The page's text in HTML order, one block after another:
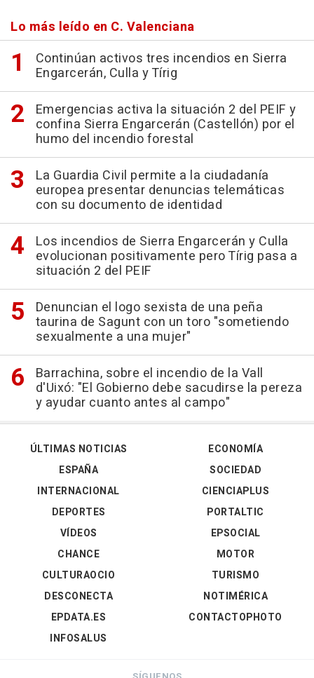
Lo más leído en C. Valenciana
Continúan activos tres incendios en Sierra
Engarcerán, Culla y Tírig
Emergencias activa la situación 2 del PEIF y
confina Sierra Engarcerán (Castellón) por el
humo del incendio forestal
La Guardia Civil permite a la ciudadanía
europea presentar denuncias telemáticas
con su documento de identidad
Los incendios de Sierra Engarcerán y Culla
evolucionan positivamente pero Tírig pasa a
situación 2 del PEIF
Denuncian el logo sexista de una peña
taurina de Sagunt con un toro "sometiendo
sexualmente a una mujer"
Barrachina, sobre el incendio de la Vall
d'Uixó: "El Gobierno debe sacudirse la pereza
y ayudar cuanto antes al campo"
ÚLTIMAS NOTICIAS
ESPAÑA
INTERNACIONAL
DEPORTES
VÍDEOS
ECONOMÍA
SOCIEDAD
CIENCIAPLUS
PORTALTIC
EPSOCIAL
CHANCE
CULTURAOCIO
DESCONECTA
EPDATA.ES
INFOSALUS
MOTOR
TURISMO
NOTIMÉRICA
CONTACTOPHOTO